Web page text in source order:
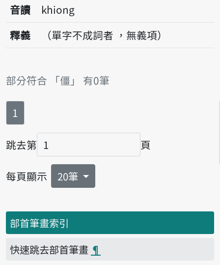
音讀
khiong
釋義
（單字不成詞者 ，無義項）
部分符合 「僵」 有0筆
第
1
跳去第
頁碼
頁
每頁顯示 20筆
部首筆畫索引
快速跳去部首筆畫 ¶